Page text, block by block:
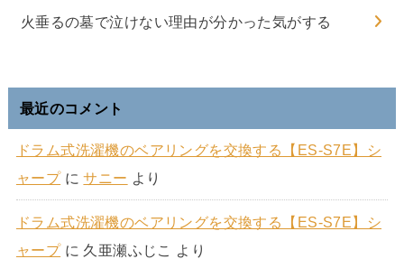
火垂るの墓で泣けない理由が分かった気がする
最近のコメント
ドラム式洗濯機のベアリングを交換する【ES-S7E】シ
ャープにサニー より
ドラム式洗濯機のベアリングを交換する【ES-S7E】シ
ャープに 久亜瀬ふじこ より